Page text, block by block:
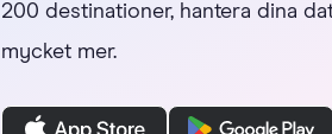
200 destinationer, hantera dina
mycket mer.